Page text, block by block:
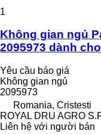
1
Không gian ngủ
2095973 dành
Yêu cầu báo giá
Không gian ngủ
2095973
Romania, Cristesti
ROYAL DRU AGRO
Liên hệ với người bán